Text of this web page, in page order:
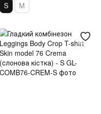
S M